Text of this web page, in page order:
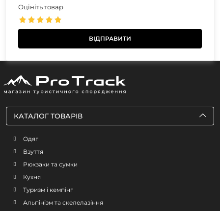
Оцініть товар
КАТАЛОГ ТОВАРІВ
Одяг
Взуття
Рюкзаки та сумки
Кухня
Туризм і кемпінг
Альпінізм та скелелазіння